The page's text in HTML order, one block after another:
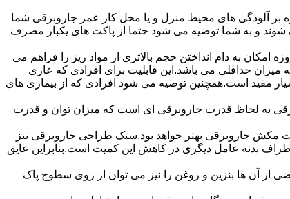
بر آلودگی های محیط منزل و یا محل کار عمر جاروبرقی شما
و به شما توصیه می شود حتما از پاکت های یکبار مصرف
امکان به دام انداختن حجم بالاتری از مواد ریز را فراهم می
می شوند به میزان حداقلی می باشد.این قابلیت برای افرادی که عاری
مفید است.همچنین توصیه می شود افرادی که از بیماری های
به لحاظ قدرت جاروبرقی ای است که میزان توان و قدرت
جاروبرقی بهتر خواهد بود.سبک طراحی جاروبرقی نیز
مکش دچار افت می گردد.درز هوا از اطراف بدنه عامل دیگری در کاهش این کمیت است.بنابراین عایق
از آن ها بنزین و روغن را نیز می توان از روی سطوح پاک